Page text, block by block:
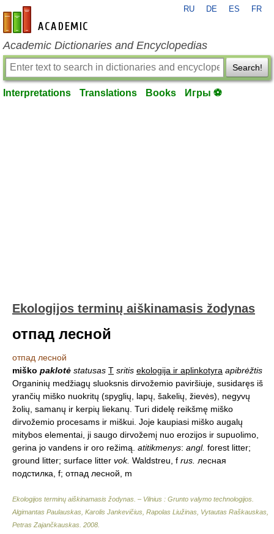
en-academic.com
RU DE ES FR
Academic Dictionaries and Encyclopedias
Search!
Interpretations Translations Books Игры ⚽
Ekologijos terminų aiškinamasis žodynas
отпад лесной
отпад лесной
miško paklotė statusas T sritis ekologija ir aplinkotyra apibrėžtis
Organinių medžiagų sluoksnis dirvožemio paviršiuje, susidaręs iš
yrančių miško nuokritų (spyglių, lapų, šakelių, žievės), negyvų
žolių, samanų ir kerpių liekanų. Turi didelę reikšmę miško
dirvožemio procesams ir miškui. Joje kaupiasi miško augalų
mitybos elementai, ji saugo dirvožemį nuo erozijos ir supuolimo,
gerina jo vandens ir oro režimą. atitikmenys: angl. forest litter;
ground litter; surface litter vok. Waldstreu, f rus. лесная
подстилка, f; отпад лесной, m
Ekologijos terminų aiškinamasis žodynas. – Vilnius : Grunto valymo technologijos
Algimantas Paulauskas, Karolis Jankevičius, Rapolas Liužinas, Vytautas Raškauskas,
Petras Zajančkauskas 2008